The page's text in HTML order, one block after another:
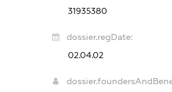
31935380
dossier.regDate:
02.04.02